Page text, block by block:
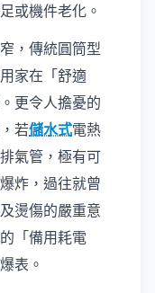
或機件老化。
，傳統圓筒型
家在「舒適
更令人擔憂的
若儲水式電熱
氣管，極有可
炸，過往就曾
燙傷的嚴重意
「備用耗電
表。